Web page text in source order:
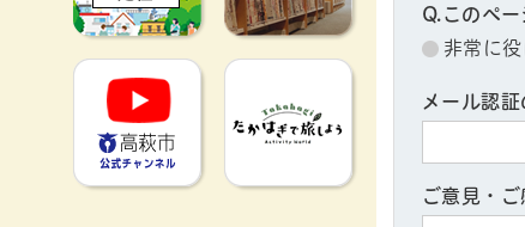
高萩市YouTube公式チャンネ
Q.このペ
非常に
メール認
ご意見・